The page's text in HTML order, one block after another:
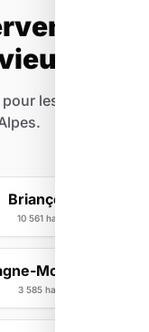
les villes
Briançon
10 561 hab
Montéglin
3 585 hab